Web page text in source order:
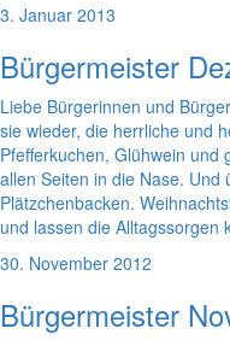
3. Januar 2013
Bürgermeister
Liebe Bürgerinnen und
sie wieder, die herrliche und
Pfefferkuchen, Glühwein und
allen Seiten in die Nase. Und
Plätzchenbacken.
und lassen die Alltagssorgen
30. November 2012
Bürgermeister